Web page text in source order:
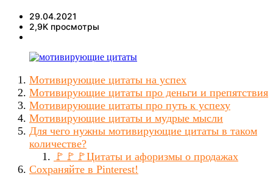
29.04.2021
2,9K просмотры
Мотивирующие цитаты на успех
Мотивирующие цитаты про деньги и препятствия
Мотивирующие цитаты про путь к успеху
Мотивирующие цитаты и мудрые мысли
Для чего нужны мотивирующие цитаты в таком
количестве?
🚩🚩🚩Цитаты и афоризмы о продажах
Сохраняйте в Pinterest!